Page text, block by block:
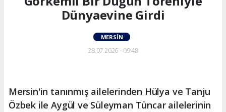
Dünyaevine Girdi
MERSIN
28.07.2026 - 09:48
Mersin'in tanınmış ailelerinden Hülya ve Tanju
Özbek ile Aygül ve Süleyman Tüncar ailelerinin